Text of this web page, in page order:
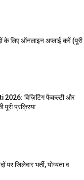
लिए ऑनलाइन अप्लाई करें (पूरी
विज़िटिंग फैकल्टी और
पूरी प्रक्रिया
जिलेवार भर्ती, योग्यता व